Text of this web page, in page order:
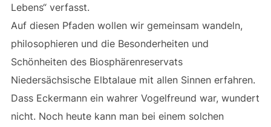
Lebens“ verfasst.
Auf diesen Pfaden wollen wir gemeinsam wandeln,
philosophieren und die Besonderheiten und
Schönheiten des Biosphärenreservats
Niedersächsische Elbtalaue mit allen Sinnen erfahren.
Dass Eckermann ein wahrer Vogelfreund war, wundert
nicht. Noch heute kann man bei einem solchen